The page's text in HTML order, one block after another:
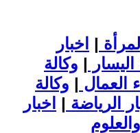
| اخبار
اليسار | وكالة
العمال | وكالة
الرياضة | اخبار